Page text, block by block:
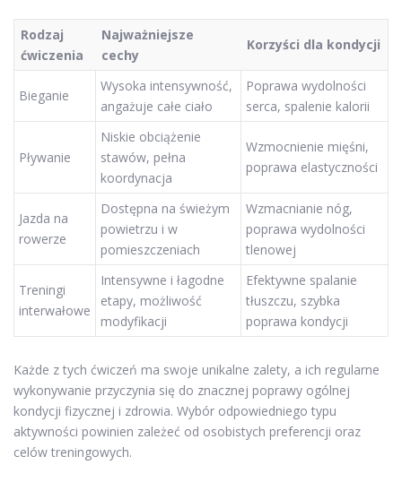
Rodzaj
ćwiczenia
Najważniejsze
cechy
Korzyści dla kondycji
Bieganie
Wysoka intensywność,
angażuje całe ciało
Poprawa wydolności
serca, spalenie kalorii
Pływanie
Niskie obciążenie
stawów, pełna
koordynacja
Wzmocnienie mięśni,
poprawa elastyczności
Jazda na
rowerze
Dostępna na świeżym
powietrzu i w
pomieszczeniach
Wzmacnianie nóg,
poprawa wydolności
tlenowej
Treningi
interwałowe
Intensywne i łagodne
etapy, możliwość
modyfikacji
Efektywne spalanie
tłuszczu, szybka
poprawa kondycji
Każde z tych ćwiczeń ma swoje unikalne zalety, a ich regularne
wykonywanie przyczynia się do znacznej poprawy ogólnej
kondycji fizycznej i zdrowia. Wybór odpowiedniego typu
aktywności powinien zależeć od osobistych preferencji oraz
celów treningowych.